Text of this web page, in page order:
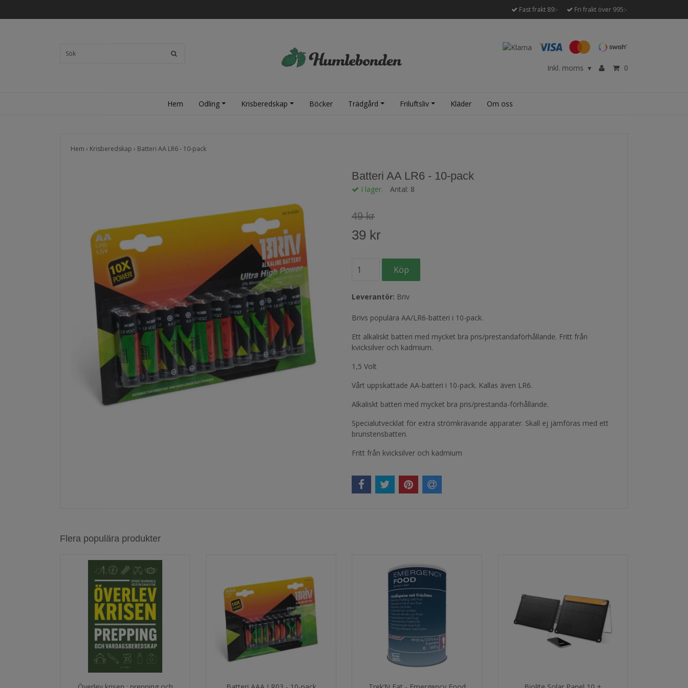
Fast frakt 89:- Fri frakt över 995:-
Inkl. moms ▾ 0
Hem Odling Krisberedskap Böcker Trädgård Friluftsliv Kläder Om oss
Hem › Krisberedskap › Batteri AA LR6 - 10-pack
Batteri AA LR6 - 10-pack
I lager. Antal: 8
49 kr
39 kr
Leverantör: Briv
Brivs populära AA/LR6-batteri i 10-pack.
Ett alkaliskt batteri med mycket bra pris/prestandaförhållande. Fritt från
kvicksilver och kadmium.
1,5 Volt
Vårt uppskattade AA-batteri i 10-pack. Kallas även LR6.
Alkaliskt batteri med mycket bra pris/prestanda-förhållande.
Specialutvecklat för extra strömkrävande apparater. Skall ej jämföras med ett
brunstensbatteri.
Fritt från kvicksilver och kadmium
Flera populära produkter